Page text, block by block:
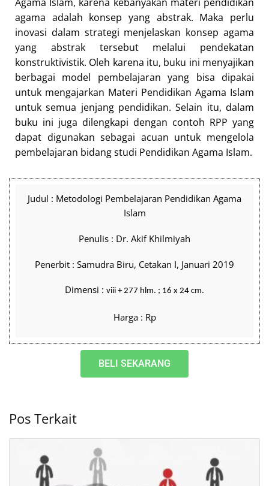
agama adalah konsep yang abstrak. Maka perlu
inovasi dalam strategi menjelaskan konsep agama
yang abstrak tersebut melalui pendekatan
konstruktivistik. Oleh karena itu, buku ini menyajikan
berbagai model pembelajaran yang bisa dipakai
untuk mengajarkan Materi Pendidikan Agama Islam
untuk semua jenjang pendidikan. Selain itu, dalam
buku ini juga dilengkapi dengan contoh RPP yang
dapat digunakan sebagai acuan untuk mengelola
pembelajaran bidang studi Pendidikan Agama Islam.
Judul : Metodologi Pembelajaran Pendidikan Agama
Islam
Penulis : Dr. Akif Khilmiyah
Penerbit : Samudra Biru, Cetakan I, Januari 2019
Dimensi : viii + 277 hlm. ; 16 x 24 cm.
Harga : Rp
BELI SEKARANG
Pos Terkait